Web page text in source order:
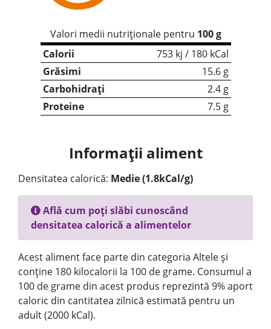
Valori medii nutriționale pentru 100 g
Calorii
753 kj / 180 kCal
Grăsimi
15.6 g
Carbohidrați
2.4 g
Proteine
7.5 g
Informații aliment
Densitatea calorică: Medie (1.8kCal/g)
Află cum poți slăbi cunoscând
densitatea calorică a alimentelor
Acest aliment face parte din categoria Altele și
conține 180 kilocalorii la 100 de grame. Consumul a
100 de grame din acest produs reprezintă 9% aport
caloric din cantitatea zilnică estimată pentru un
adult (2000 kCal).